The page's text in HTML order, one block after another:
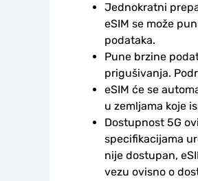
Jednokratni
eSIM se može
podataka.
Pune brzine
prigušivanja.
eSIM će se
u zemljama koje
Dostupnost 5G
specifikacijama
nije dostupan,
vezu ovisno o